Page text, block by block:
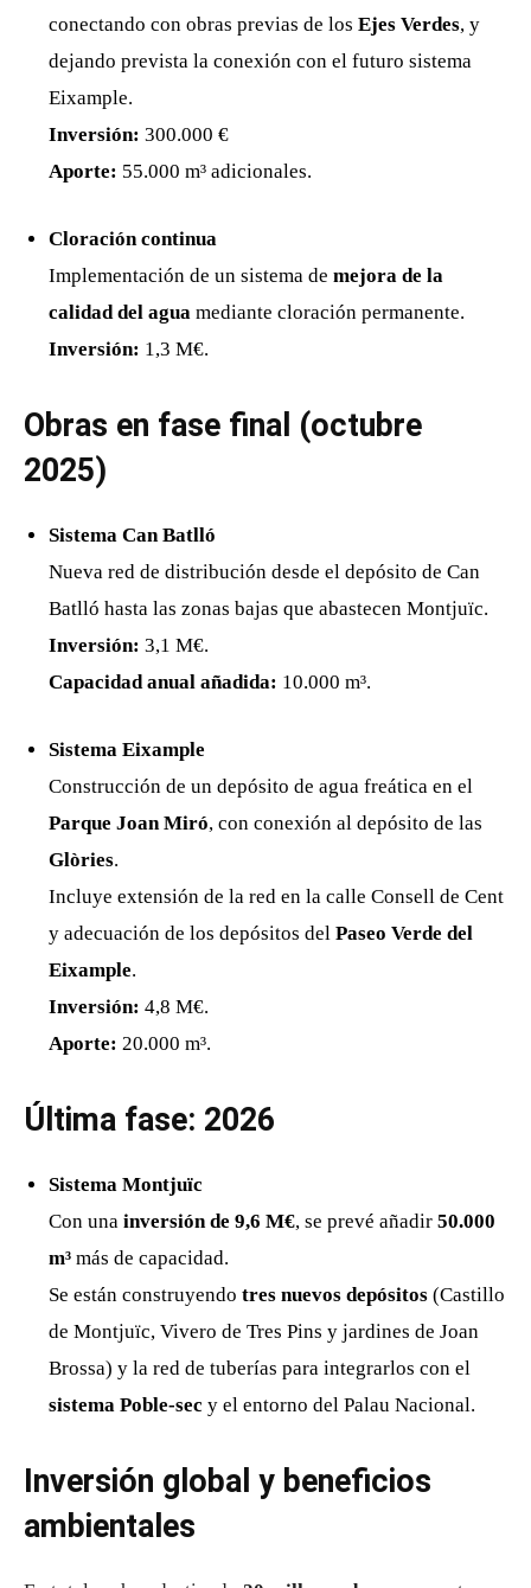
conectando con obras previas de los Ejes Verdes, y
dejando prevista la conexión con el futuro sistema
Eixample.
Inversión: 300.000 €
Aporte: 55.000 m³ adicionales.
Cloración continua
Implementación de un sistema de mejora de la
calidad del agua mediante cloración permanente.
Inversión: 1,3 M€.
Obras en fase final (octubre
2025)
Sistema Can Batlló
Nueva red de distribución desde el depósito de Can
Batlló hasta las zonas bajas que abastecen Montjuïc.
Inversión: 3,1 M€.
Capacidad anual añadida: 10.000 m³.
Sistema Eixample
Construcción de un depósito de agua freática en el
Parque Joan Miró, con conexión al depósito de las
Glòries.
Incluye extensión de la red en la calle Consell de Cent
y adecuación de los depósitos del Paseo Verde del
Eixample.
Inversión: 4,8 M€.
Aporte: 20.000 m³.
Última fase: 2026
Sistema Montjuïc
Con una inversión de 9,6 M€, se prevé añadir 50.000
m³ más de capacidad.
Se están construyendo tres nuevos depósitos (Castillo
de Montjuïc, Vivero de Tres Pins y jardines de Joan
Brossa) y la red de tuberías para integrarlos con el
sistema Poble-sec y el entorno del Palau Nacional.
Inversión global y beneficios
ambientales